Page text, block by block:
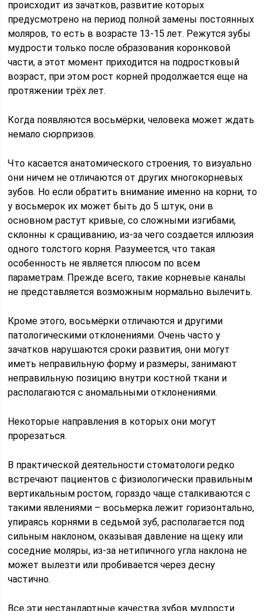
происходит из зачатков, развитие которых
предусмотрено на период полной замены постоянных
моляров, то есть в возрасте 13-15 лет. Режутся зубы
мудрости только после образования коронковой
части, а этот момент приходится на подростковый
возраст, при этом рост корней продолжается еще на
протяжении трёх лет.
Когда появляются восьмёрки, человека может ждать
немало сюрпризов.
Что касается анатомического строения, то визуально
они ничем не отличаются от других многокорневых
зубов. Но если обратить внимание именно на корни, то
у восьмерок их может быть до 5 штук, они в
основном растут кривые, со сложными изгибами,
склонны к сращиванию, из-за чего создается иллюзия
одного толстого корня. Разумеется, что такая
особенность не является плюсом по всем
параметрам. Прежде всего, такие корневые каналы
не представляется возможным нормально вылечить.
Кроме этого, восьмёрки отличаются и другими
патологическими отклонениями. Очень часто у
зачатков нарушаются сроки развития, они могут
иметь неправильную форму и размеры, занимают
неправильную позицию внутри костной ткани и
располагаются с аномальными отклонениями.
Некоторые направления в которых они могут
прорезаться.
В практической деятельности стоматологи редко
встречают пациентов с физиологически правильным
вертикальным ростом, гораздо чаще сталкиваются с
такими явлениями – восьмерка лежит горизонтально,
упираясь корнями в седьмой зуб, располагается под
сильным наклоном, оказывая давление на щеку или
соседние моляры, из-за нетипичного угла наклона не
может вылезти или пробивается через десну
частично.
Все эти нестандартные качества зубов мудрости